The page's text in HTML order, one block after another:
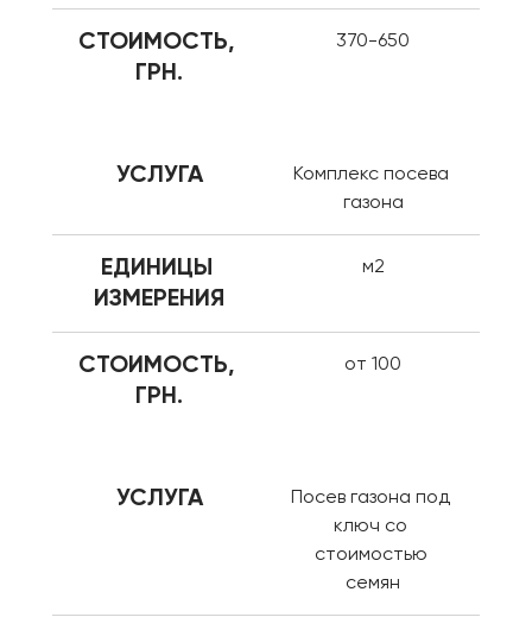
СТОИМОСТЬ,
ГРН.
370-650
УСЛУГА
Комплекс посева
газона
ЕДИНИЦЫ
ИЗМЕРЕНИЯ
м2
СТОИМОСТЬ,
ГРН.
от 100
УСЛУГА
Посев газона под
ключ со
стоимостью
семян